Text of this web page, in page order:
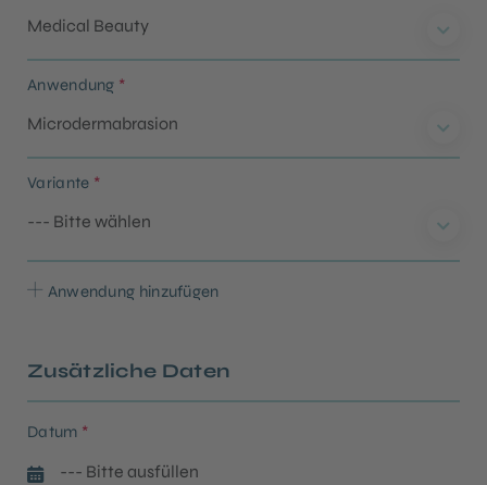
Anwendung *
Variante *
Anwendung hinzufügen
Zusätzliche Daten
Datum *